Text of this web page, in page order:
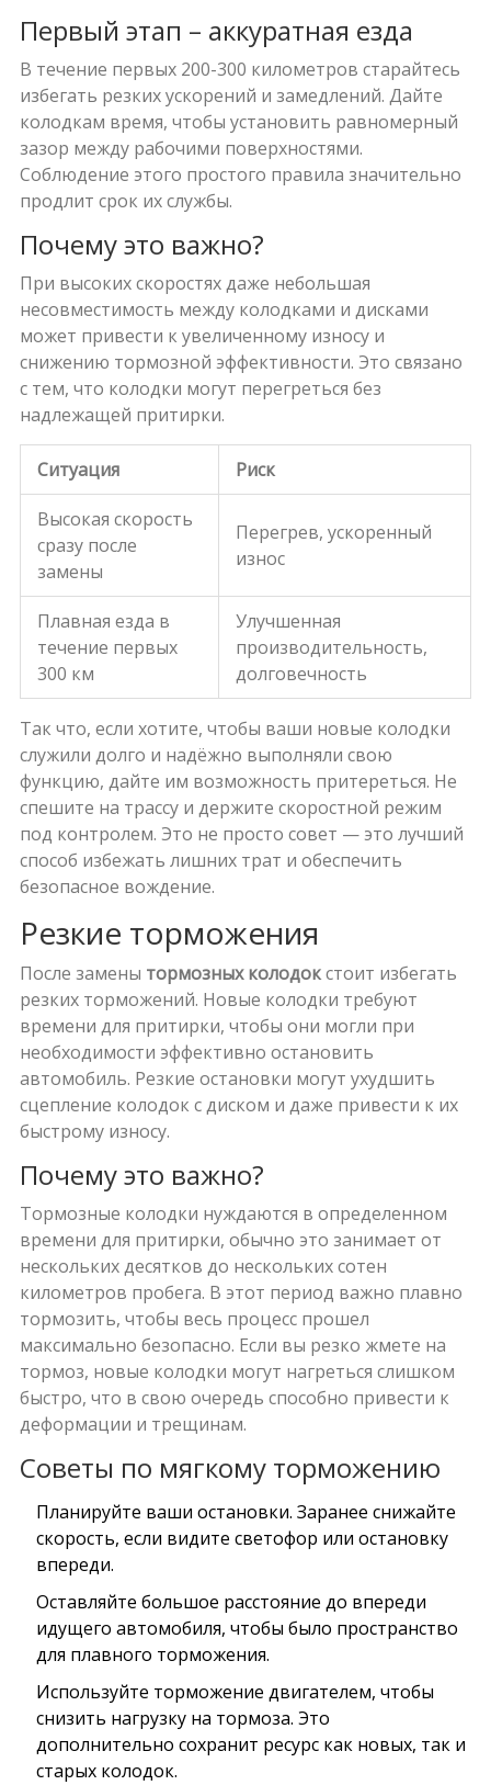
Первый этап – аккуратная езда
В течение первых 200-300 километров старайтесь
избегать резких ускорений и замедлений. Дайте
колодкам время, чтобы установить равномерный
зазор между рабочими поверхностями.
Соблюдение этого простого правила значительно
продлит срок их службы.
Почему это важно?
При высоких скоростях даже небольшая
несовместимость между колодками и дисками
может привести к увеличенному износу и
снижению тормозной эффективности. Это связано
с тем, что колодки могут перегреться без
надлежащей притирки.
Ситуация Риск
Высокая скорость
сразу после
замены
Перегрев, ускоренный
износ
Плавная езда в
течение первых
300 км
Улучшенная
производительность,
долговечность
Так что, если хотите, чтобы ваши новые колодки
служили долго и надёжно выполняли свою
функцию, дайте им возможность притереться. Не
спешите на трассу и держите скоростной режим
под контролем. Это не просто совет — это лучший
способ избежать лишних трат и обеспечить
безопасное вождение.
Резкие торможения
После замены тормозных колодокстоит избегать
резких торможений. Новые колодки требуют
времени для притирки, чтобы они могли при
необходимости эффективно остановить
автомобиль. Резкие остановки могут ухудшить
сцепление колодок с диском и даже привести к их
быстрому износу.
Почему это важно?
Тормозные колодки нуждаются в определенном
времени для притирки, обычно это занимает от
нескольких десятков до нескольких сотен
километров пробега. В этот период важно плавно
тормозить, чтобы весь процесс прошел
максимально безопасно. Если вы резко жмете на
тормоз, новые колодки могут нагреться слишком
быстро, что в свою очередь способно привести к
деформации и трещинам.
Советы по мягкому торможению
Планируйте ваши остановки. Заранее снижайте
скорость, если видите светофор или остановку
впереди.
Оставляйте большое расстояние до впереди
идущего автомобиля, чтобы было пространство
для плавного торможения.
Используйте торможение двигателем, чтобы
снизить нагрузку на тормоза. Это
дополнительно сохранит ресурс как новых, так и
старых колодок.